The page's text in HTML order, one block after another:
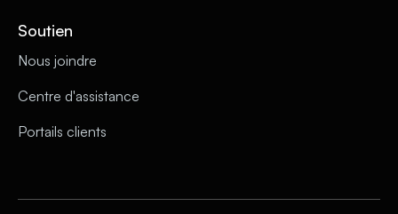
Soutien
Nous joindre
Centre d'assistance
Portails clients